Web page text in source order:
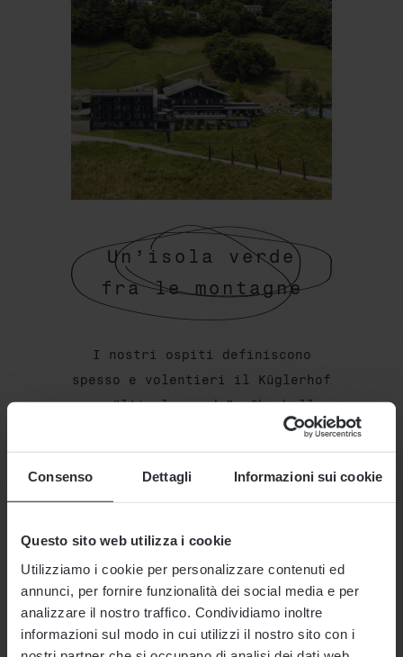
Consenso Dettagli Informazioni sui cookie
Questo sito web utilizza i cookie
Utilizziamo i cookie per personalizzare contenuti ed
annunci, per fornire funzionalità dei social media e per
analizzare il nostro traffico. Condividiamo inoltre
informazioni sul modo in cui utilizzi il nostro sito con i
L'HOTEL
Un’isola verde
fra le montagne
I nostri ospiti definiscono
spesso e volentieri il Küglerhof
come “l'isola verde”. Che bello.
In effetti, vi aspettano 3,5
ettari di spazio all'aria
aperta. Da noi regna ovunque
un’ospitalità incontaminata.